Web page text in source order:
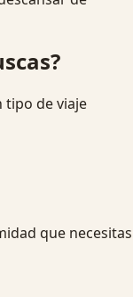
tipo de viaje
que necesitas